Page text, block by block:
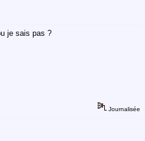
je sais pas ?
Journalisée